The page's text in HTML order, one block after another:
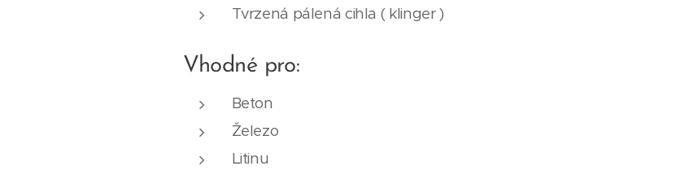
Tvrzená pálená cihla ( klinger )
Vhodné pro:
Beton
Železo
Litinu